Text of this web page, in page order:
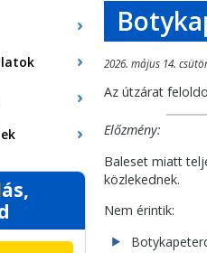
2026. május 14.
Az útzárat
Előzmény:
Baleset miatt
közlekednek.
Nem érintik: